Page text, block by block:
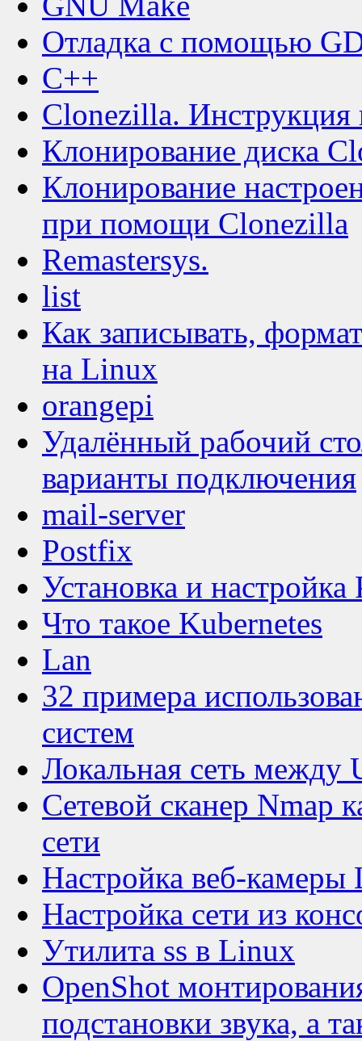
Отладка с помощью
C++
Clonezilla. Инструкция
Клонирование диска
Клонирование
при помощи Clonezilla
Remastersys.
list
Как записывать,
на Linux
orangepi
Удалённый рабочий
варианты подключения
mail-server
Postfix
Установка и
Что такое Kubernetes
Lan
32 примера
систем
Локальная сеть
Сетевой сканер Nmap
сети
Настройка веб-камеры
Настройка сети из
Утилита ss в Linux
OpenShot
подстановки звука, а